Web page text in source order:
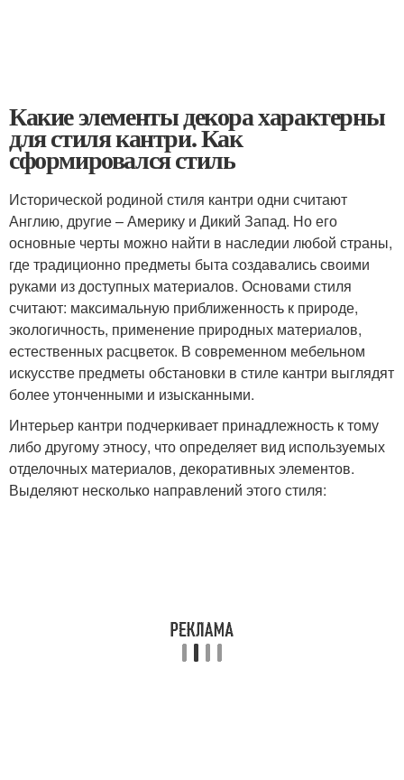
Какие элементы декора характерны
для стиля кантри. Как
сформировался стиль
Исторической родиной стиля кантри одни считают
Англию, другие – Америку и Дикий Запад. Но его
основные черты можно найти в наследии любой страны,
где традиционно предметы быта создавались своими
руками из доступных материалов. Основами стиля
считают: максимальную приближенность к природе,
экологичность, применение природных материалов,
естественных расцветок. В современном мебельном
искусстве предметы обстановки в стиле кантри выглядят
более утонченными и изысканными.
Интерьер кантри подчеркивает принадлежность к тому
либо другому этносу, что определяет вид используемых
отделочных материалов, декоративных элементов.
Выделяют несколько направлений этого стиля: